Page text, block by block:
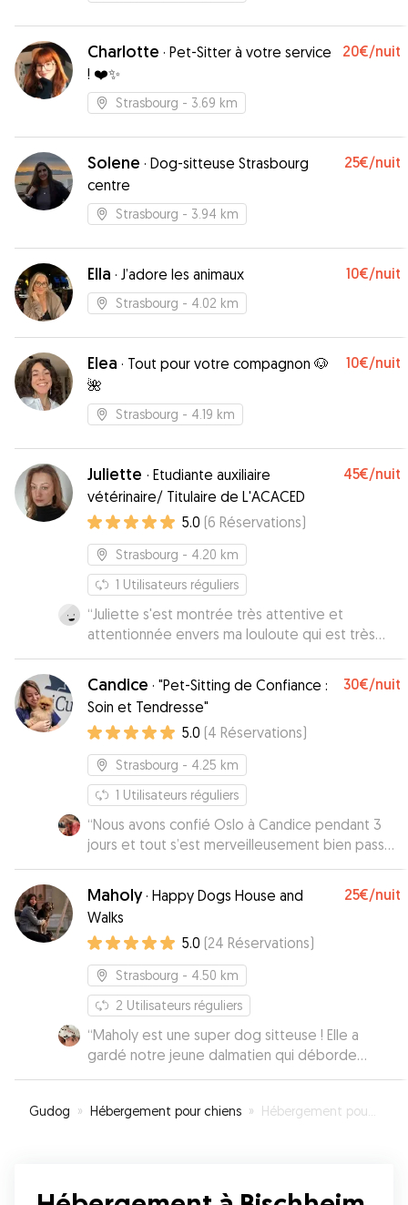
Charlotte · Pet-Sitter à votre service
! ❤️✨
20€/nuit
Strasbourg - 3.69 km
Solene · Dog-sitteuse Strasbourg
centre
25€/nuit
Strasbourg - 3.94 km
Ella · J’adore les animaux 10€/nuit
Strasbourg - 4.02 km
Elea · Tout pour votre compagnon 🐶
🌺
10€/nuit
Strasbourg - 4.19 km
Juliette · Etudiante auxiliaire
vétérinaire/ Titulaire de L'ACACED
45€/nuit
5.0 (6 Réservations)
Strasbourg - 4.20 km
1 Utilisateurs réguliers
“Juliette s'est montrée très attentive et
attentionnée envers ma louloute qui est très
craintive. Elle a été très douce et a pris son
temps pour la mettre à l'aise et l'a très bien
respecté ! Elle a toute ma confiance et je la
recommande sans aucun doute, merci à toi !
Candice · "Pet-Sitting de Confiance :
Soin et Tendresse"
30€/nuit
5.0 (4 Réservations)
Strasbourg - 4.25 km
1 Utilisateurs réguliers
“Nous avons confié Oslo à Candice pendant 3
jours et tout s’est merveilleusement bien passé !
Elle s’est occupée de lui avec énormément de
douceur et d’attention, et nous a envoyé plein
de jolies photos chaque jour. On voyait qu’il était
heureux et détendu. Merci encore pour tout, on
refera appel à vous sans hésiter”
Maholy· Happy Dogs House and
Walks
25€/nuit
5.0 (24 Réservations)
Strasbourg - 4.50 km
2 Utilisateurs réguliers
“Maholy est une super dog sitteuse ! Elle a
gardé notre jeune dalmatien qui déborde
d'énergie et a su trouver les solutions pour qu'il
Orion était heureux d'être avec Maholy, il l'a
Gudog » Hébergement pour chiens » Hébergement pour votre chien à Bischheim